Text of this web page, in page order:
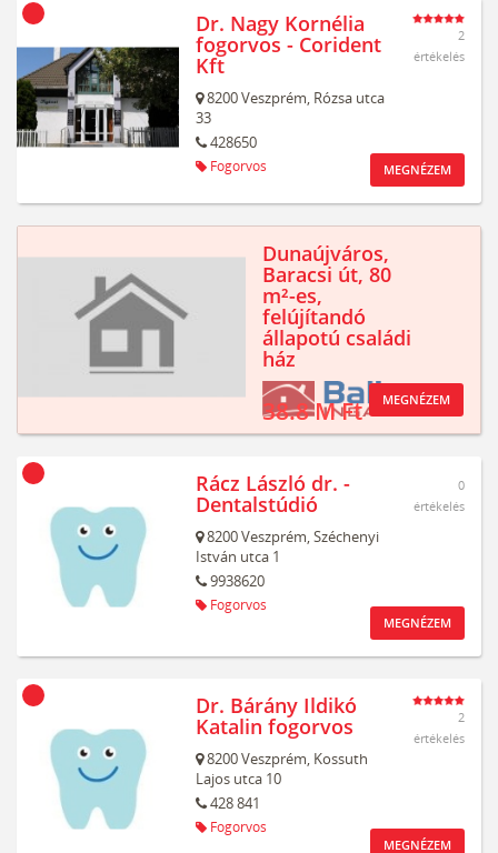
Dr. Nagy Kornélia
fogorvos - Corident
Kft
8200Veszprém, Rózsa utca
33
428650
Fogorvos
2
értékelés
MEGNÉZEM
Dunaújváros,
Baracsi út, 80
m²-es,
felújítandó
állapotú családi
ház
38.8 M Ft MEGNÉZEM
Rácz László dr. -
Dentalstúdió
8200Veszprém,Széchenyi
István utca 1
9938620
Fogorvos
0
értékelés
MEGNÉZEM
Dr. Bárány Ildikó
Katalin fogorvos
8200Veszprém, Kossuth
Lajos utca 10
428 841
Fogorvos
2
értékelés
MEGNÉZEM